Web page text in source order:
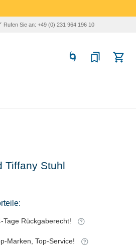
Rufen Sie an: +49 (0) 231 964 196 10
Tiffany Stuhl
Tage Rückgaberecht!
Marken, Top-Service!